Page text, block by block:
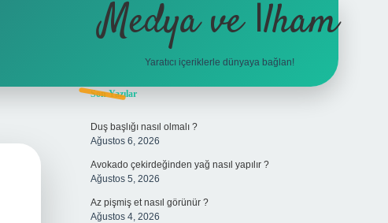
Medya ve İlham
Yaratıcı içeriklerle dünyaya bağlan!
Sidebar
Son Yazılar
Duş başlığı nasıl olmalı ?
Ağustos 6, 2026
Avokado çekirdeğinden yağ nasıl yapılır ?
Ağustos 5, 2026
Az pişmiş et nasıl görünür ?
Ağustos 4, 2026